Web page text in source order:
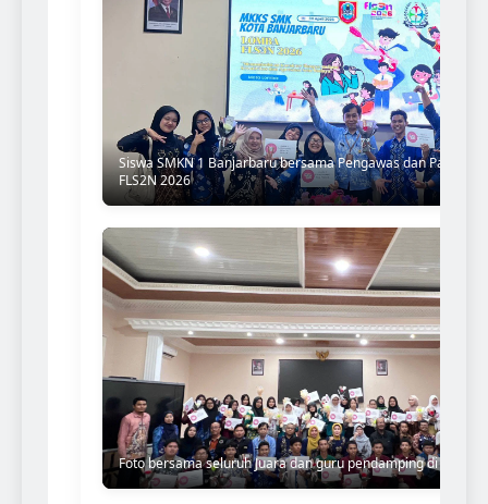
Siswa SMKN 1 Banjarbaru bersama Pengawas dan Panitia
FLS2N 2026
Foto bersama seluruh Juara dan guru pendamping di aula